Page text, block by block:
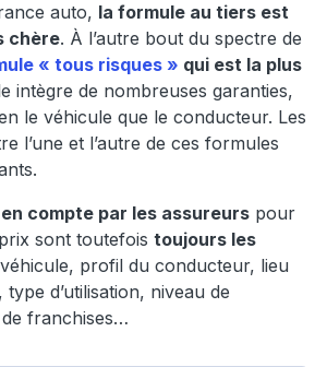
auto, la formule au tiers est
chère. À l’autre bout du spectre de
« tous risques » qui est la plus
intègre de nombreuses garanties,
le véhicule que le conducteur. Les
l’une et l’autre de ces formules
compte par les assureurs pour
sont toutefois toujours les
profil du conducteur, lieu
d’utilisation, niveau de
franchises…